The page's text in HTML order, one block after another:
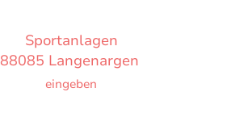
Sportanlagen
88085 Langenargen
eingeben